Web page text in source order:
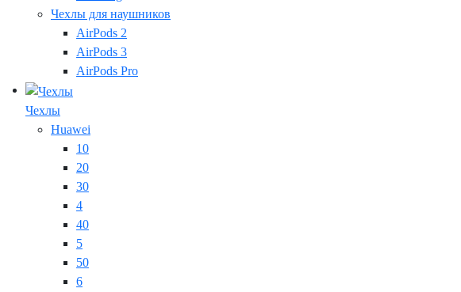
Чехлы для наушников
AirPods 2
AirPods 3
AirPods Pro
Чехлы
Huawei
10
20
30
4
40
5
50
6